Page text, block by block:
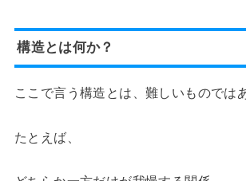
構造とは何か？
ここで言う構造とは、難しいものでは
たとえば、